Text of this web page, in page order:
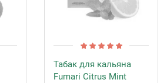
Табак для кальяна
Fumari Citrus Mint